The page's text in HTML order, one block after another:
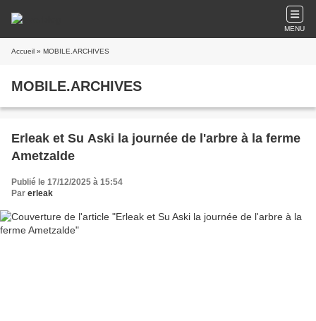
MENU
Accueil » MOBILE.ARCHIVES
MOBILE.ARCHIVES
Erleak et Su Aski la journée de l'arbre à la ferme
Ametzalde
Publié le 17/12/2025 à 15:54
Par erleak